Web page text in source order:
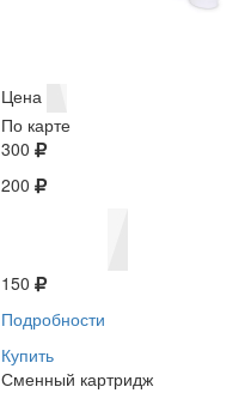
Цена
По карте
300
200
150
Подробности
Купить
Сменный картридж